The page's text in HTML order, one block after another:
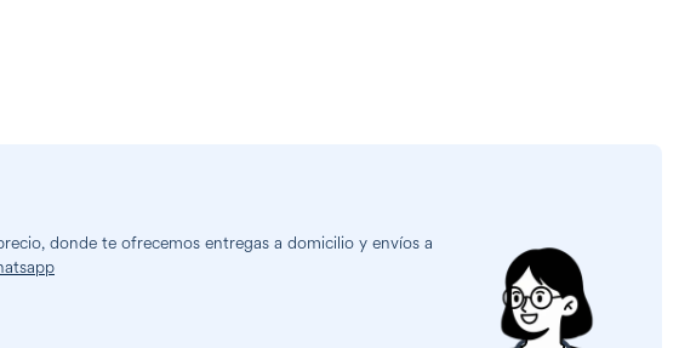
donde te ofrecemos entregas a domicilio y envíos a